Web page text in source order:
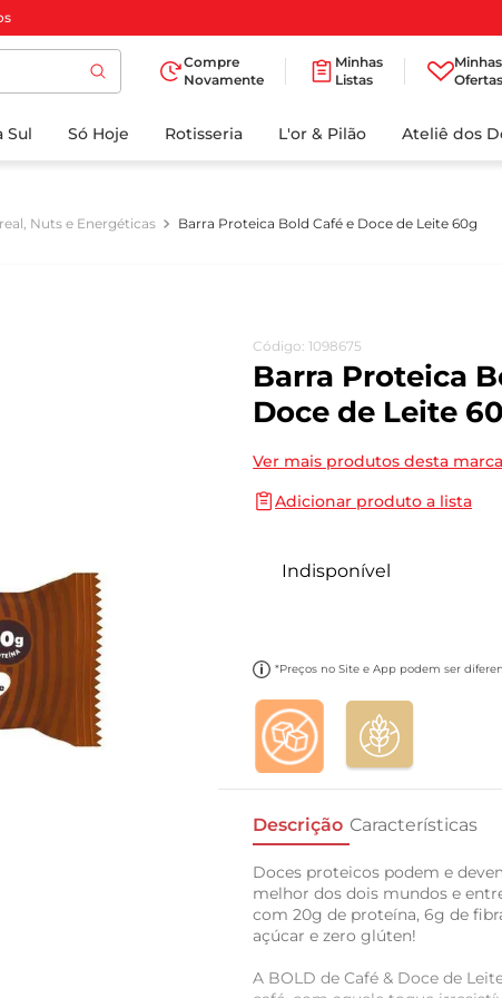
Compre
Novamente
Minhas
Listas
Minhas
Ofertas
Sul Só Hoje Rotisseria L'or & Pilão Ateliê dos
Nuts e Energéticas Barra Proteica Bold Café e Doce de Leite 60g
Código: 1098675
Barra Proteica
Doce de Leite
Ver mais produtos desta marca
Adicionar produto a lista
Indisponível
*Preços no Site e App podem ser
Descrição Características
Doces proteicos podem e
melhor dos dois mundos e
com 20g de proteína, 6g de
açúcar e zero glúten!
A BOLD de Café & Doce de
BUSCADOS